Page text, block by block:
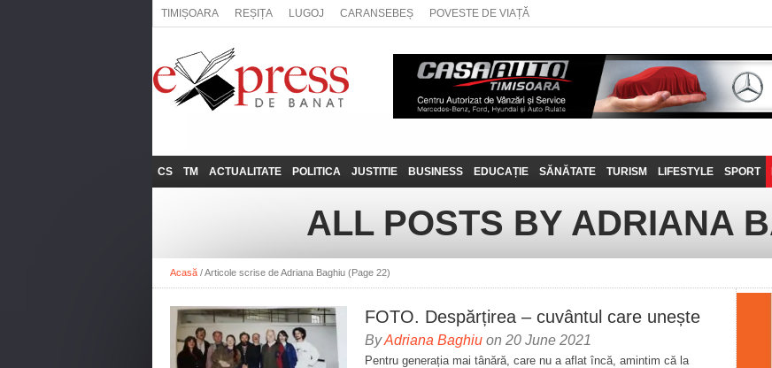
TIMIȘOARA REȘIȚA LUGOJ CARANSEBEȘ POVESTE DE VIAȚĂ
CS
ANINA
BOCŞA
MOLDOVA NOUĂ
ORAVIȚA
TM ACTUALITATE
SOCIAL
POLITICA
EXPRESSLIVE
INTERVIURILE
JUSTITIE BUSINESS
JOB-URI
TEHNIT
EDUCAȚIE SĂNĂTATE TURISM
PRIN MUNȚII
BANATULUI
LIFESTYLE
POVESTE DE VIAȚĂ
SPORT
ALL POSTS BY ADRIANA
Acasă /Articole scrise de Adriana Baghiu (Page 22)
FOTO. Despărțirea – cuvântul care unește
ByAdriana Baghiu on 20 June 2021
Pentru generația mai tânără, care nu a aflat încă, amintim că la